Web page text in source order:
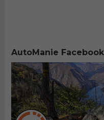
AutoManie Facebook